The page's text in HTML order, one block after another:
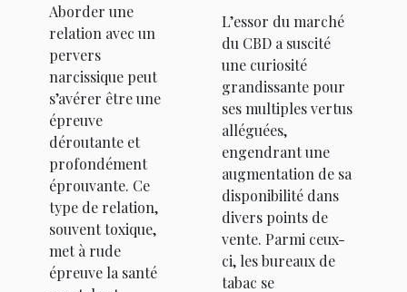
de bien-
être pour
survivre à
une
relation
avec un
pervers
narcissique
Aborder une
relation avec un
pervers
narcissique peut
s’avérer être une
épreuve
déroutante et
profondément
éprouvante. Ce
type de relation,
souvent toxique,
met à rude
épreuve la santé
les bureaux
de tabac
L’essor du marché
du CBD a suscité
une curiosité
grandissante pour
ses multiples vertus
alléguées,
engendrant une
augmentation de sa
disponibilité dans
divers points de
vente. Parmi ceux-
ci, les bureaux de
tabac se